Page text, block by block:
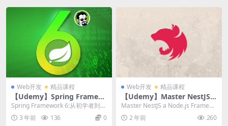
Web开发 精品课程
【Udemy】Spring Framew
ork 6:从初学者到大师（Sprin
g Framework 6: Beginner t
o Guru）
Spring Framework 6:从初学者到大
师 学习春天的一切!Sprin...
3 年前 136 0
Web开发 精品课程
【Udemy】Master NestJS a
Node.js Framework 2024
Master NestJS a Node.js Framew
ork 2024 学...
2 年前 260